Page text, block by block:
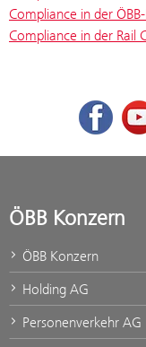
Compliance in der
Compliance in der Rail
ÖBB Konzern
ÖBB Konzern
Holding AG
Personenverkehr AG